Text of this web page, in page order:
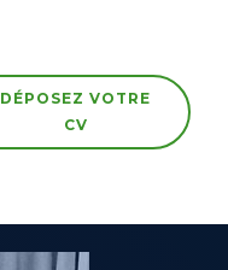
DÉPOSEZ VOTRE
CV